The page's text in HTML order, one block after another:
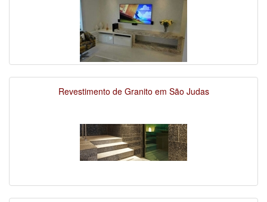
Revestimento de Granito em São Judas